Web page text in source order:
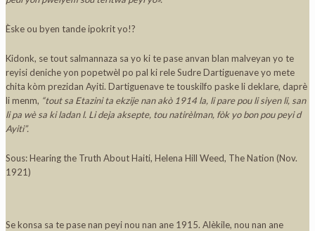
Èske ou byen tande ipokrit yo!?
Kidonk, se tout salmannaza sa yo ki te pase anvan blan malveyan yo te
reyisi deniche yon popetwèl po pal ki rele Sudre Dartiguenave yo mete
chita kòm prezidan Ayiti. Dartiguenave te touskilfo paske li deklare, daprè
li menm, “tout sa Etazini ta ekzije nan akò 1914 la, li pare pou li siyen li, san
li pa wè sa ki ladan l. Li deja aksepte, tou natirèlman, fòk yo bon pou peyi d
Ayiti”.
Sous: Hearing the Truth About Haiti, Helena Hill Weed, The Nation (Nov.
1921)
Se konsa sa te pase nan peyi nou nan ane 1915. Alèkile, nou nan ane